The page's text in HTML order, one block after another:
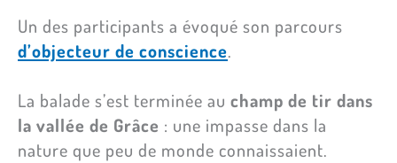
Un des participants a évoqué son parcours
d’objecteur de conscience.
La balade s’est terminée au champ de tir dans
la vallée de Grâce : une impasse dans la
nature que peu de monde connaissaient.